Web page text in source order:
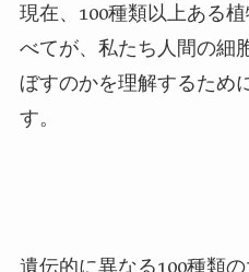
現在、100種類以上ある
べてが、私たち人間の細
ぼすのかを理解するため
す。
遺伝的に異なる100種類